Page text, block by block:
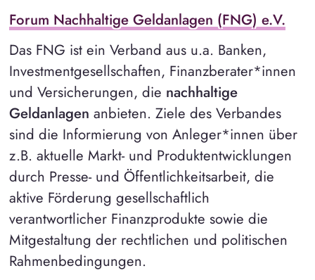
Forum Nachhaltige Geldanlagen (FNG) e.V.
Das FNG ist ein Verband aus u.a. Banken,
Investmentgesellschaften, Finanzberater*innen
und Versicherungen, die nachhaltige
Geldanlagen anbieten. Ziele des Verbandes
sind die Informierung von Anleger*innen über
z.B. aktuelle Markt- und Produktentwicklungen
durch Presse- und Öffentlichkeitsarbeit, die
aktive Förderung gesellschaftlich
verantwortlicher Finanzprodukte sowie die
Mitgestaltung der rechtlichen und politischen
Rahmenbedingungen.